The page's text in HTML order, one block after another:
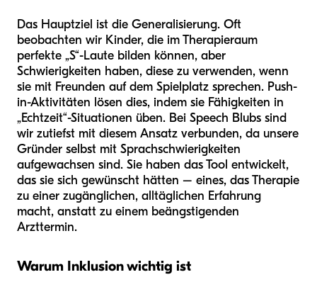
Das Hauptziel ist die Generalisierung. Oft
beobachten wir Kinder, die im Therapieraum
perfekte „S“-Laute bilden können, aber
Schwierigkeiten haben, diese zu verwenden, wenn
sie mit Freunden auf dem Spielplatz sprechen. Push-
in-Aktivitäten lösen dies, indem sie Fähigkeiten in
„Echtzeit“-Situationen üben. Bei Speech Blubs sind
wir zutiefst mit diesem Ansatz verbunden, da unsere
Gründer selbst mit Sprachschwierigkeiten
aufgewachsen sind. Sie haben das Tool entwickelt,
das sie sich gewünscht hätten – eines, das Therapie
zu einer zugänglichen, alltäglichen Erfahrung
macht, anstatt zu einem beängstigenden
Arzttermin.
Warum Inklusion wichtig ist